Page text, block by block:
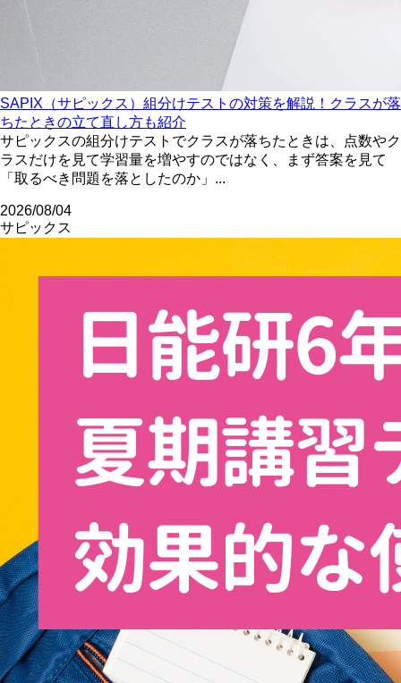
SAPIX（サピックス）組分けテストの対策を解説！クラスが落
ちたときの立て直し方も紹介
サピックスの組分けテストでクラスが落ちたときは、点数やク
ラスだけを見て学習量を増やすのではなく、まず答案を見て
「取るべき問題を落としたのか」...
2026/08/04
サピックス